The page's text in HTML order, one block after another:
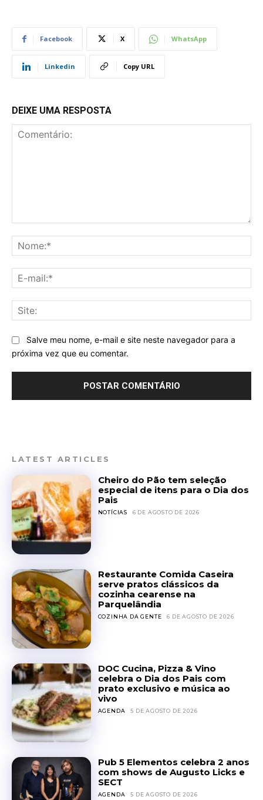
Facebook X WhatsApp
Linkedin Copy URL
DEIXE UMA RESPOSTA
Salve meu nome, e-mail e site neste navegador para a
próxima vez que eu comentar.
LATEST ARTICLES
Cheiro do Pão tem seleção
especial de itens para o Dia dos
Pais
NOTÍCIAS 6 DE AGOSTO DE 2026
Restaurante Comida Caseira
serve pratos clássicos da
cozinha cearense na
Parquelândia
COZINHA DA GENTE 6 DE AGOSTO DE 2026
DOC Cucina, Pizza & Vino
celebra o Dia dos Pais com
prato exclusivo e música ao
vivo
AGENDA 5 DE AGOSTO DE 2026
Pub 5 Elementos celebra 2 anos
com shows de Augusto Licks e
SECT
AGENDA 5 DE AGOSTO DE 2026